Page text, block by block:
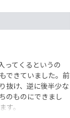
ってくるというの
できていました。前
抜け、逆に後半少な
のものにできまし
す。